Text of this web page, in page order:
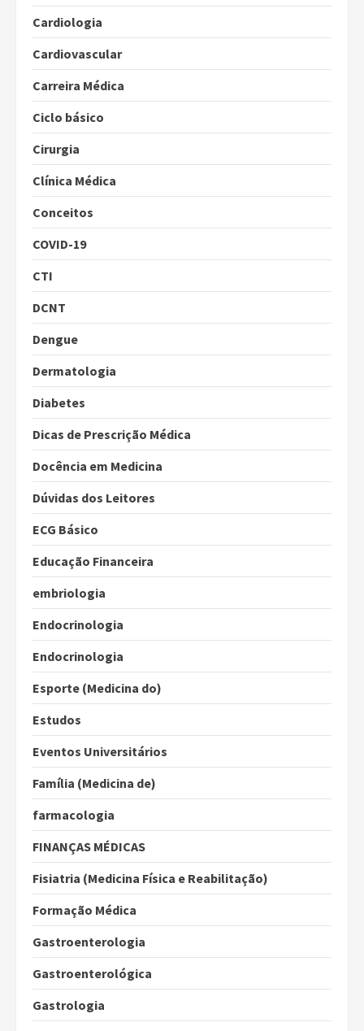
Cardiologia
Cardiovascular
Carreira Médica
Ciclo básico
Cirurgia
Clínica Médica
Conceitos
COVID-19
CTI
DCNT
Dengue
Dermatologia
Diabetes
Dicas de Prescrição Médica
Docência em Medicina
Dúvidas dos Leitores
ECG Básico
Educação Financeira
embriologia
Endocrinologia
Endocrinologia
Esporte (Medicina do)
Estudos
Eventos Universitários
Família (Medicina de)
farmacologia
FINANÇAS MÉDICAS
Fisiatria (Medicina Física e Reabilitação)
Formação Médica
Gastroenterologia
Gastroenterológica
Gastrologia